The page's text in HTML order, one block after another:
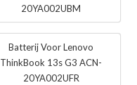
20YA002UBM
Batterij Voor Lenovo
ThinkBook 13s G3 ACN-
20YA002UFR